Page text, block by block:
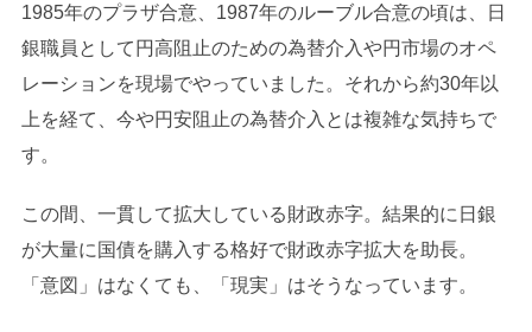
1985年のプラザ合意、1987年のルーブル合意の頃は、日
銀職員として円高阻止のための為替介入や円市場のオペ
レーションを現場でやっていました。それから約30年以
上を経て、今や円安阻止の為替介入とは複雑な気持ちで
す。
この間、一貫して拡大している財政赤字。結果的に日銀
が大量に国債を購入する格好で財政赤字拡大を助長。
「意図」はなくても、「現実」はそうなっています。